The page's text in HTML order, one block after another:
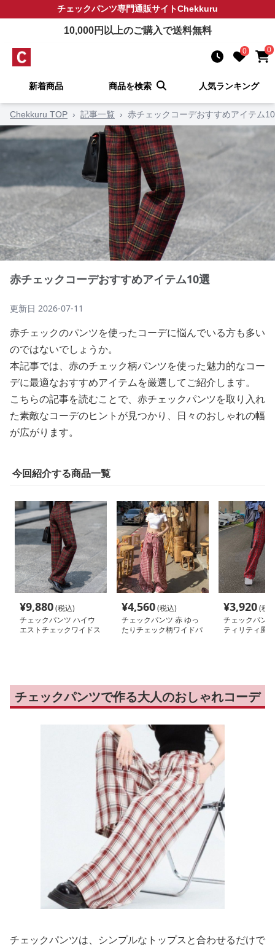
チェックパンツ専門通販サイトChekkuru
10,000円以上のご購入で送料無料
0 0
新着商品 商品を検索 人気ランキング
Chekkuru TOP › 記事一覧 › 赤チェックコーデおすすめアイテム
赤チェックコーデおすすめアイテム10選
更新日 2026-07-11
赤チェックのパンツを使ったコーデに悩んでいる方も多い
のではないでしょうか。
本記事では、赤のチェック柄パンツを使った魅力的なコー
デに最適なおすすめアイテムを厳選してご紹介します。
こちらの記事を読むことで、赤チェックパンツを取り入れ
た素敵なコーデのヒントが見つかり、日々のおしゃれの幅
が広がります。
今回紹介する商品一覧
¥9,880(税込)
チェックパンツ ハイウ
エストチェックワイドス
¥4,560(税込)
チェックパンツ 赤 ゆっ
たりチェック柄ワイドパ
¥3,920(税
チェックパン
ティリティ風
チェックパンツで作る大人のおしゃれコーデ
チェックパンツは、シンプルなトップスと合わせるだけで